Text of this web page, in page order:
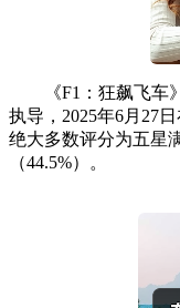
《F1：狂飙飞
执导，2025年6月27
绝大多数评分为五星
（44.5%）。